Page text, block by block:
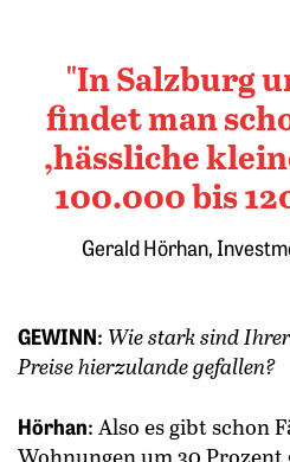
In Salzburg
findet man
­,hässliche
100.000 bis
Gerald Hörhan,
GEWINN: Wie stark sind
Preise hierzulande gefallen?
Hörhan: Also es gibt schon
Wohnungen um 30